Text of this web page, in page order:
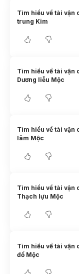
Tìm hiểu về tài vận
trung Kim
Tìm hiểu về tài vận
Dương liễu Mộc
Tìm hiểu về tài vận
lâm Mộc
Tìm hiểu về tài vận
Thạch lựu Mộc
Tìm hiểu về tài vận
đố Mộc